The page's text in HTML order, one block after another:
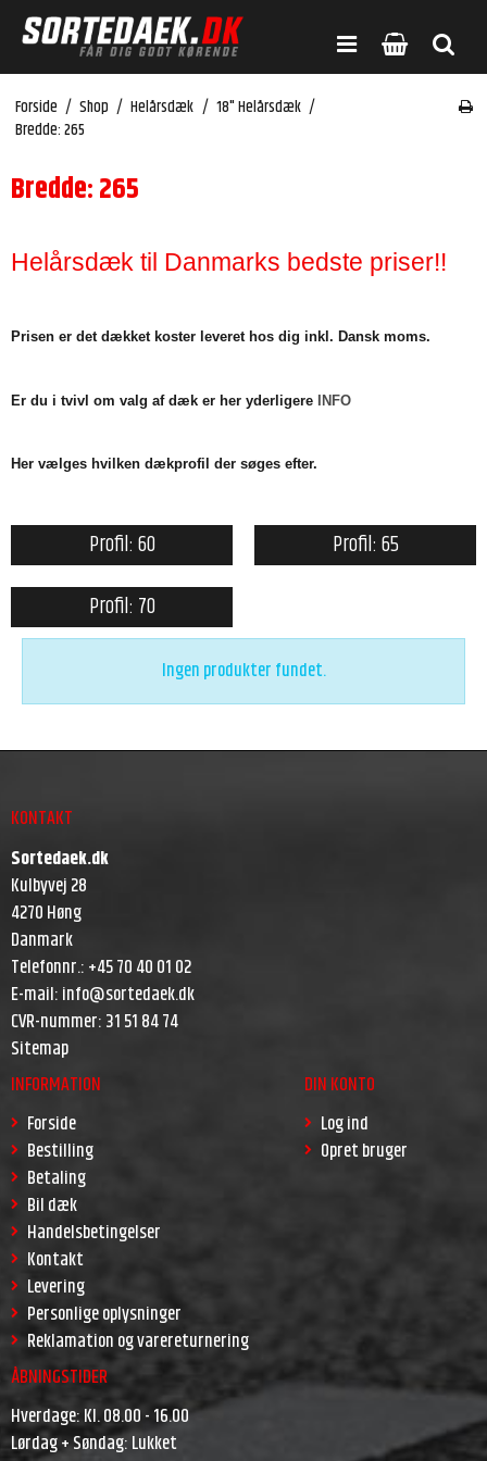
Forside / Shop / Helårsdæk / 18" Helårsdæk /
Bredde: 265
Bredde: 265
Helårsdæk til Danmarks bedste priser!!
Prisen er det dækket koster leveret hos dig inkl. Dansk moms.
Er du i tvivl om valg af dæk er her yderligere INFO
Her vælges hvilken dækprofil der søges efter.
Profil: 60
Profil: 65
Profil: 70
Ingen produkter fundet.
KONTAKT
Sortedaek.dk
Kulbyvej 28
4270 Høng
Danmark
Telefonnr.:+45 70 40 01 02
E-mail:info@sortedaek.dk
CVR-nummer:31 51 84 74
Sitemap
INFORMATION
Forside
Bestilling
Betaling
Bil dæk
Handelsbetingelser
Kontakt
Levering
Personlige oplysninger
Reklamation og varereturnering
DIN KONTO
Log ind
Opret bruger
ÅBNINGSTIDER
Hverdage: Kl. 08.00 - 16.00
Lørdag + Søndag: Lukket